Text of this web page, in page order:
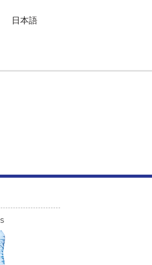
日本語